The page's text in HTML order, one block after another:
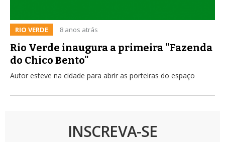
RIO VERDE 8 anos atrás
Rio Verde inaugura a primeira "Fazenda
do Chico Bento"
Autor esteve na cidade para abrir as porteiras do espaço
INSCREVA-SE